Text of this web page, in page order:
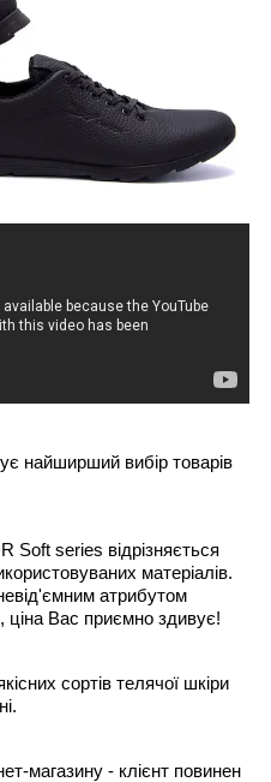
найширший вибір товарів
series відрізняється
матеріалів.
атрибутом
ціна Вас приємно здивує!
сортів телячої шкіри
магазину - клієнт повинен